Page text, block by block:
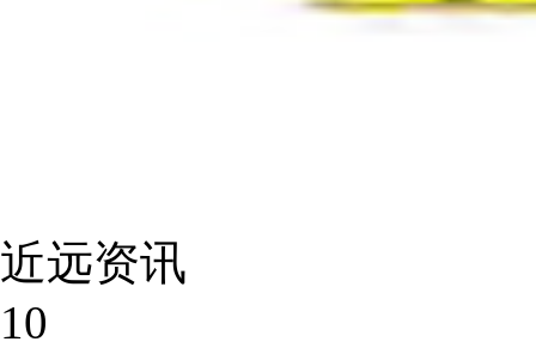
近远资讯
10